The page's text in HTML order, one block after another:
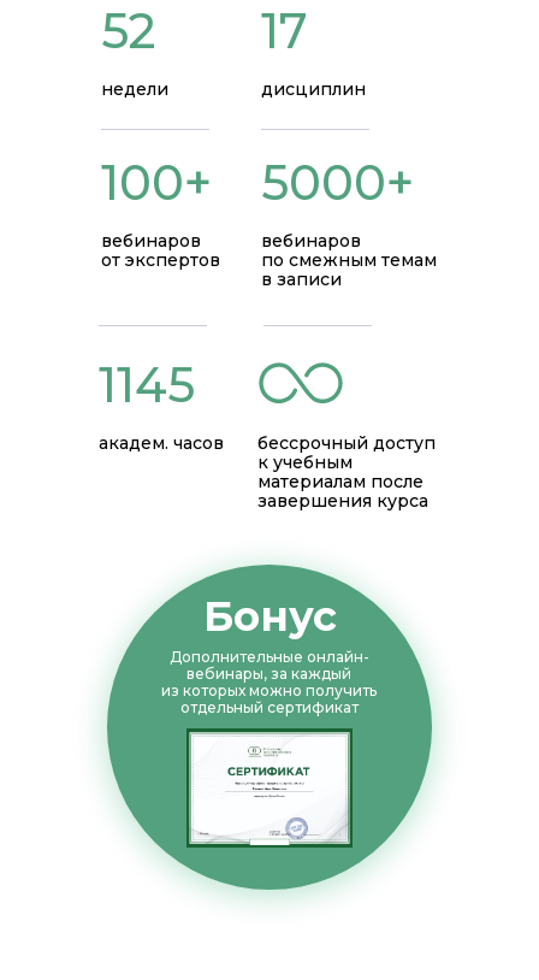
52
100+
17
5000+
1145
недели
вебинаров
от экспертов
дисциплин
вебинаров
по смежным темам
в записи
академ. часов
бессрочный доступ
к учебным
материалам после
завершения курса
Дополнительные онлайн-
вебинары, за каждый
из которых можно получить
отдельный сертификат
Бонус